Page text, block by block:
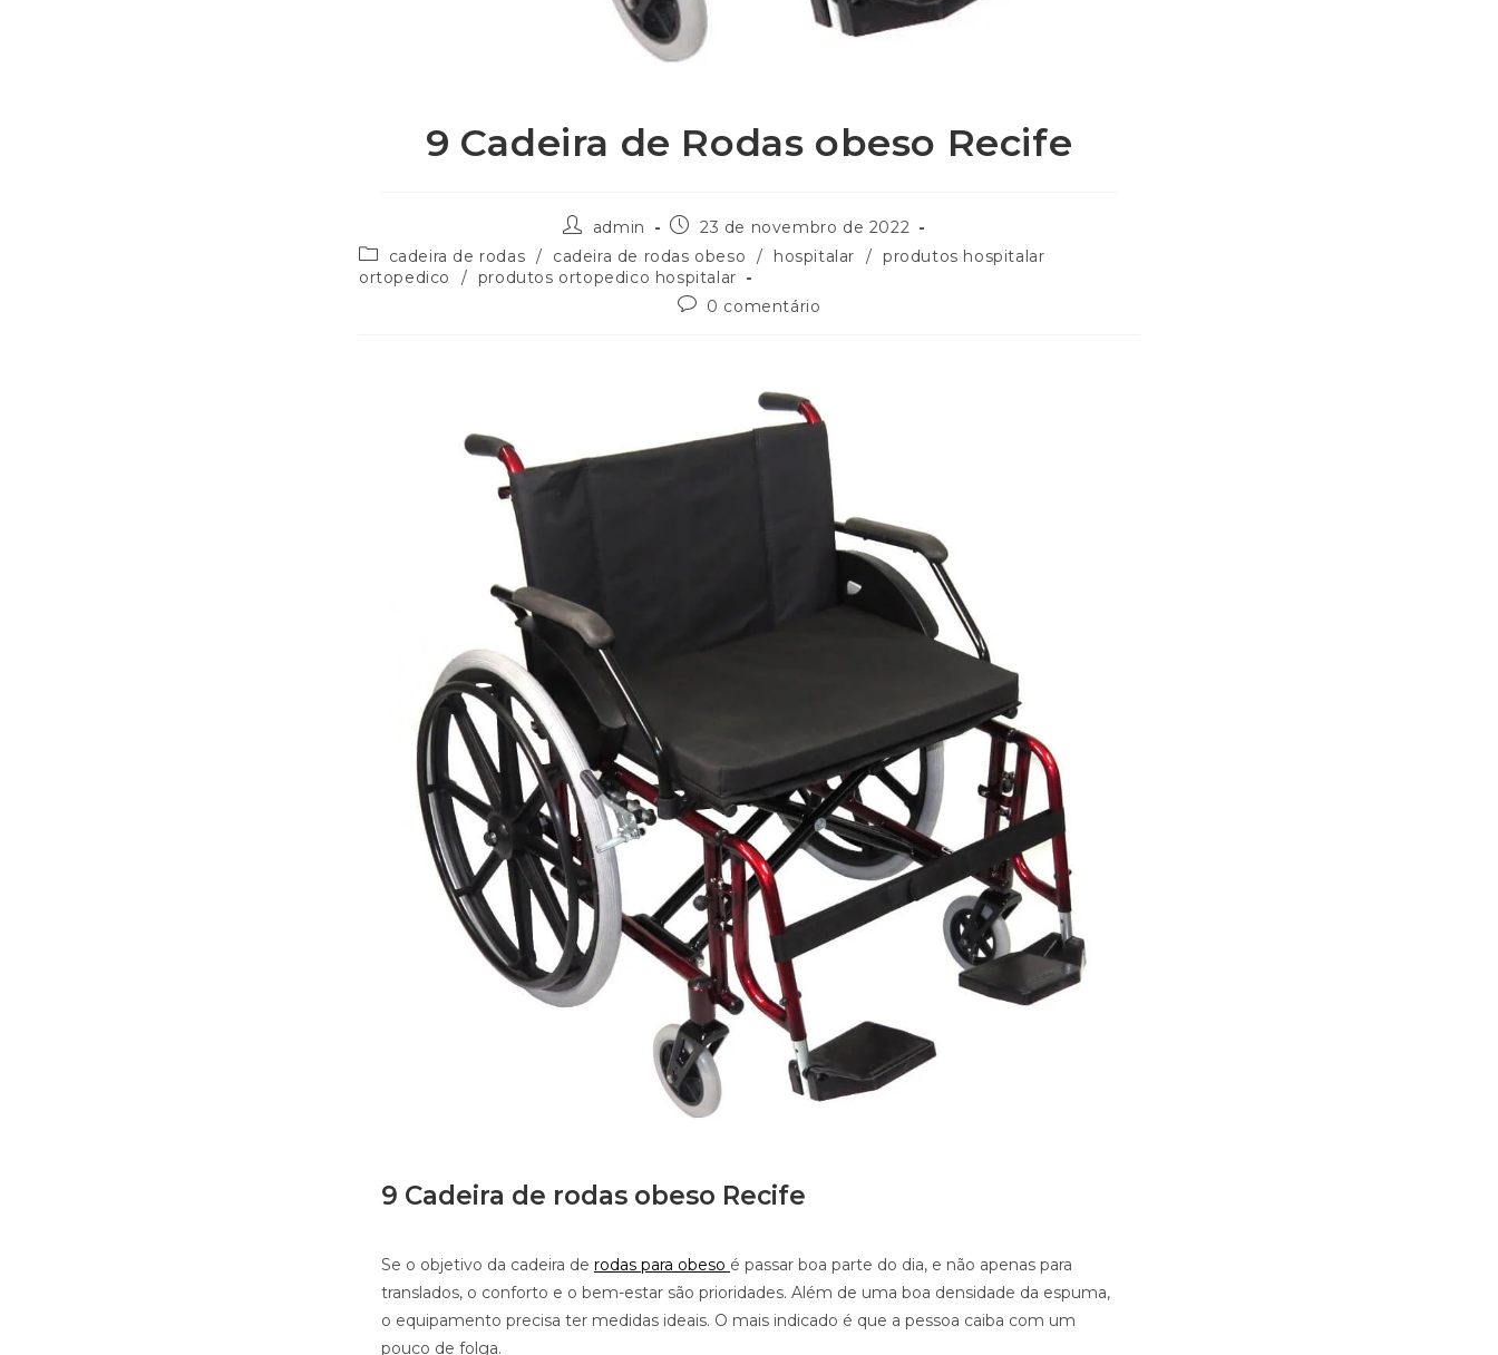
9 Cadeira de Rodas obeso Recife
admin
23 de novembro de 2022
cadeira de rodas / cadeira de rodas obeso / hospitalar / produtos hospitalar
ortopedico
/ produtos ortopedico hospitalar
0 comentário
9 Cadeira de rodas obeso Recife
Se o objetivo da cadeira de rodas para obeso é passar boa parte do dia, e não apenas para
translados, o conforto e o bem-estar são prioridades. Além de uma boa densidade da espuma,
o equipamento precisa ter medidas ideais. O mais indicado é que a pessoa caiba com um
pouco de folga.